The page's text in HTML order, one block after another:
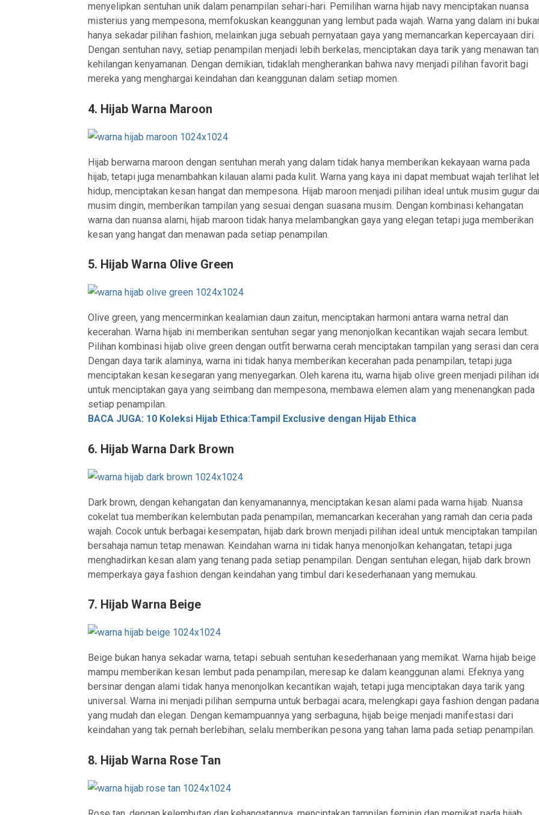
menyelipkan sentuhan unik dalam penampilan sehari-hari. Pemilihan warna hijab navy menciptakan nuansa
misterius yang mempesona, memfokuskan keanggunan yang lembut pada wajah. Warna yang dalam ini
hanya sekadar pilihan fashion, melainkan juga sebuah pernyataan gaya yang memancarkan kepercayaan diri.
Dengan sentuhan navy, setiap penampilan menjadi lebih berkelas, menciptakan daya tarik yang menawan
kehilangan kenyamanan. Dengan demikian, tidaklah mengherankan bahwa navy menjadi pilihan favorit bagi
mereka yang menghargai keindahan dan keanggunan dalam setiap momen.
4. Hijab Warna Maroon
Hijab berwarna maroon dengan sentuhan merah yang dalam tidak hanya memberikan kekayaan warna pada
hijab, tetapi juga menambahkan kilauan alami pada kulit. Warna yang kaya ini dapat membuat wajah terlihat
hidup, menciptakan kesan hangat dan mempesona. Hijab maroon menjadi pilihan ideal untuk musim gugur
musim dingin, memberikan tampilan yang sesuai dengan suasana musim. Dengan kombinasi kehangatan
warna dan nuansa alami, hijab maroon tidak hanya melambangkan gaya yang elegan tetapi juga memberikan
kesan yang hangat dan menawan pada setiap penampilan.
5. Hijab Warna Olive Green
Olive green, yang mencerminkan kealamian daun zaitun, menciptakan harmoni antara warna netral dan
kecerahan. Warna hijab ini memberikan sentuhan segar yang menonjolkan kecantikan wajah secara lembut.
Pilihan kombinasi hijab olive green dengan outfit berwarna cerah menciptakan tampilan yang serasi dan
Dengan daya tarik alaminya, warna ini tidak hanya memberikan kecerahan pada penampilan, tetapi juga
menciptakan kesan kesegaran yang menyegarkan. Oleh karena itu, warna hijab olive green menjadi pilihan
untuk menciptakan gaya yang seimbang dan mempesona, membawa elemen alam yang menenangkan pada
setiap penampilan.
BACA JUGA: 10 Koleksi Hijab Ethica:Tampil Exclusive dengan Hijab Ethica
6. Hijab Warna Dark Brown
Dark brown, dengan kehangatan dan kenyamanannya, menciptakan kesan alami pada warna hijab. Nuansa
cokelat tua memberikan kelembutan pada penampilan, memancarkan kecerahan yang ramah dan ceria pada
wajah. Cocok untuk berbagai kesempatan, hijab dark brown menjadi pilihan ideal untuk menciptakan tampilan
bersahaja namun tetap menawan. Keindahan warna ini tidak hanya menonjolkan kehangatan, tetapi juga
menghadirkan kesan alam yang tenang pada setiap penampilan. Dengan sentuhan elegan, hijab dark brown
memperkaya gaya fashion dengan keindahan yang timbul dari kesederhanaan yang memukau.
7. Hijab Warna Beige
Beige bukan hanya sekadar warna, tetapi sebuah sentuhan kesederhanaan yang memikat. Warna hijab beige
mampu memberikan kesan lembut pada penampilan, meresap ke dalam keanggunan alami. Efeknya yang
bersinar dengan alami tidak hanya menonjolkan kecantikan wajah, tetapi juga menciptakan daya tarik yang
universal. Warna ini menjadi pilihan sempurna untuk berbagai acara, melengkapi gaya fashion dengan
yang mudah dan elegan. Dengan kemampuannya yang serbaguna, hijab beige menjadi manifestasi dari
keindahan yang tak pernah berlebihan, selalu memberikan pesona yang tahan lama pada setiap penampilan.
8. Hijab Warna Rose Tan